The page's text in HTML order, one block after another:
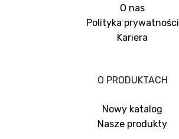
O nas
Polityka prywatności
Kariera
O PRODUKTACH
Nowy katalog
Nasze produkty